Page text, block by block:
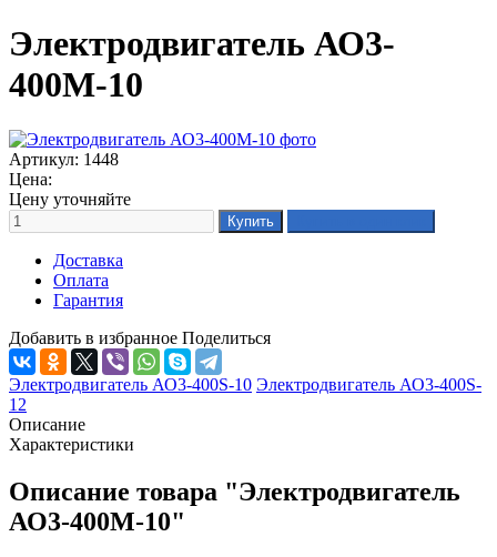
Электродвигатель АО3-
400М-10
Артикул: 1448
Цена:
Цену уточняйте
Доставка
Оплата
Гарантия
Добавить в избранное Поделиться
Электродвигатель АО3-400S-10 Электродвигатель АО3-400S-
12
Описание
Характеристики
Описание товара "Электродвигатель
АО3-400М-10"